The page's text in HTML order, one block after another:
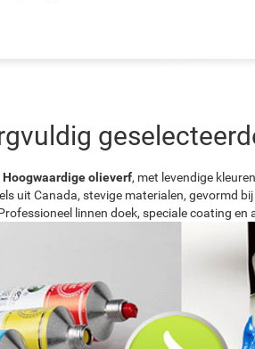
Hoogwaardige olieverf, met levendige
uit Canada, stevige materialen, gevormd
linnen doek, speciale coating en